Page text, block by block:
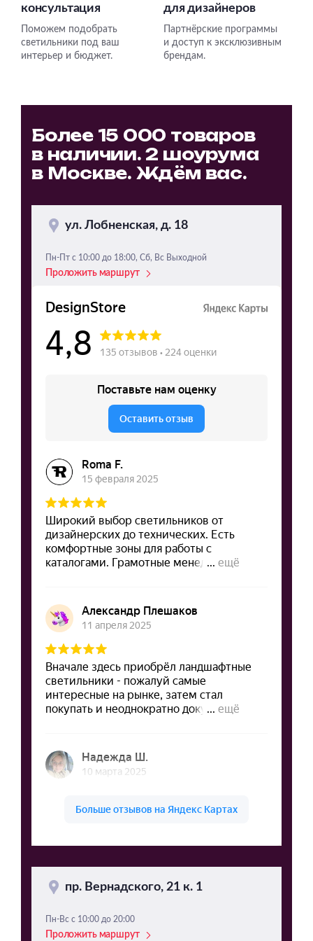
консультация
Поможем подобрать
светильники под ваш
интерьер и бюджет.
для дизайнеров
Партнёрские программы
и доступ к эксклюзивным
брендам.
Более 15 000 товаров
в наличии. 2 шоурума
в Москве. Ждём вас.
ул. Лобненская, д. 18
Пн-Пт с 10:00 до 18:00, Сб, Вс Выходной
Проложить маршрут
пр. Вернадского, 21 к. 1
Пн-Вс с 10:00 до 20:00
Проложить маршрут
Подвесные
Каскадные
Люстры на штанге
Люстры-вентиляторы
Комплектующие
База